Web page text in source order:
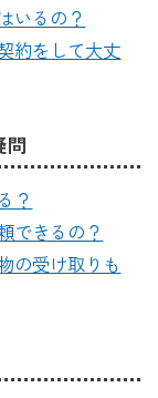
いるの？
約をして大丈
問
？
できるの？
の受け取りも